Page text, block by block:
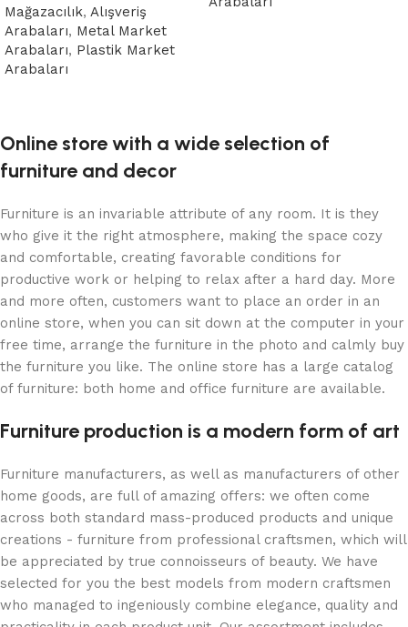
Mağazacılık, Alışveriş
Arabaları, Metal Market
Arabaları, Plastik Market
Arabaları
Online store with a wide selection of
furniture and decor
Furniture is an invariable attribute of any room. It is they
who give it the right atmosphere, making the space cozy
and comfortable, creating favorable conditions for
productive work or helping to relax after a hard day. More
and more often, customers want to place an order in an
online store, when you can sit down at the computer in your
free time, arrange the furniture in the photo and calmly buy
the furniture you like. The online store has a large catalog
of furniture: both home and office furniture are available.
Furniture production is a modern form of art
Furniture manufacturers, as well as manufacturers of other
home goods, are full of amazing offers: we often come
across both standard mass-produced products and unique
creations - furniture from professional craftsmen, which will
be appreciated by true connoisseurs of beauty. We have
selected for you the best models from modern craftsmen
who managed to ingeniously combine elegance, quality and